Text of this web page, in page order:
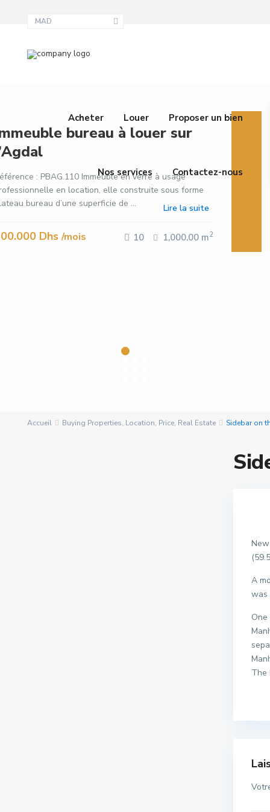
MAD
Acheter Louer Proposer un bien
Nos services Contactez-nous
bureau à louer sur
: PBAG.110 Immeuble en verre à usage
en location, elle construite sous forme
bureau d’une superficie de ...
Lire la suite
Dhs/mois 10 1,000.00 m2
Accueil Buying Properties, Location, Price, Real Estate Sidebar on
A
was
The